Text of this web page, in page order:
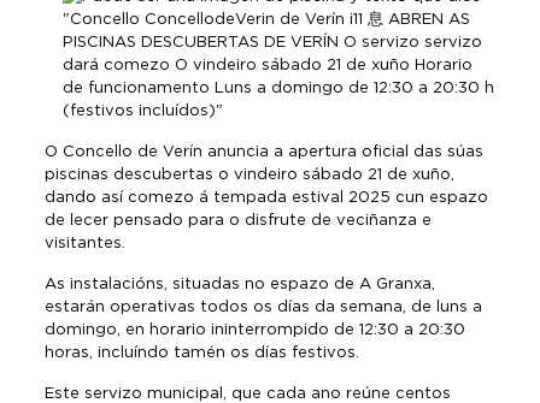
O Concello de Verín anuncia a apertura oficial das súas
piscinas descubertas o vindeiro sábado 21 de xuño,
dando así comezo á tempada estival 2025 cun espazo
de lecer pensado para o disfrute de veciñanza e
visitantes.
As instalacións, situadas no espazo de A Granxa,
estarán operativas todos os días da semana, de luns a
domingo, en horario ininterrompido de 12:30 a 20:30
horas, incluíndo tamén os días festivos.
Este servizo municipal, que cada ano reúne centos